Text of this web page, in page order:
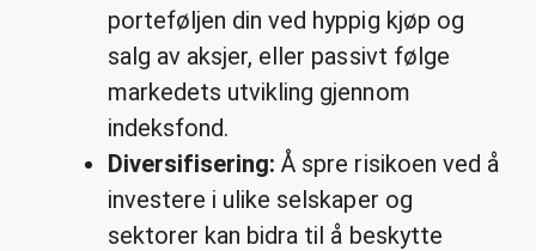
porteføljen din ved hyppig kjøp og
salg av aksjer, eller passivt følge
markedets utvikling gjennom
indeksfond.
Diversifisering: Å spre risikoen ved å
investere i ulike selskaper og
sektorer kan bidra til å beskytte